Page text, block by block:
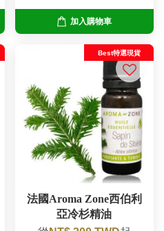
加入購物車
Best特選現貨
法國Aroma Zone西伯利
亞冷杉精油